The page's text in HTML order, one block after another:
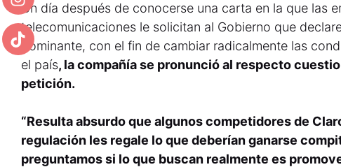
Un día después de conocerse una carta en la que las
telecomunicaciones le solicitan al Gobierno que
dominante, con el fin de cambiar radicalmente las
el país, la compañía se pronunció al respecto
petición.
“Resulta absurdo que algunos competidores de
regulación les regale lo que deberían ganarse
preguntamos si lo que buscan realmente es